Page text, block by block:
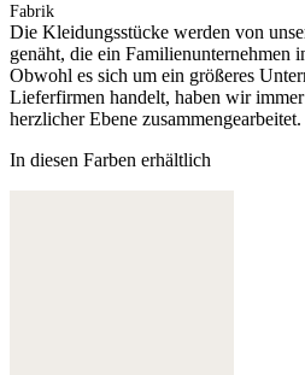
Fabrik
Die Kleidungsstücke werden von
genäht, die ein Familienunternehmen
Obwohl es sich um ein größeres
Lieferfirmen handelt, haben wir
herzlicher Ebene zusammengearbeitet.
In diesen Farben erhältlich